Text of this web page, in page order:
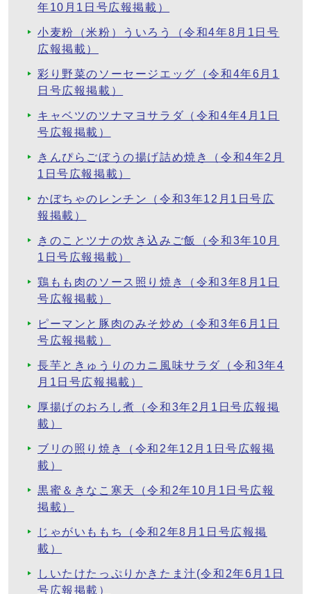
年10月1日号広報掲載）
小麦粉（米粉）ういろう（令和4年8月1日号
広報掲載）
彩り野菜のソーセージエッグ（令和4年6月1
日号広報掲載）
キャベツのツナマヨサラダ（令和4年4月1日
号広報掲載）
きんぴらごぼうの揚げ詰め焼き（令和4年2月
1日号広報掲載）
かぼちゃのレンチン（令和3年12月1日号広
報掲載）
きのことツナの炊き込みご飯（令和3年10月
1日号広報掲載）
鶏もも肉のソース照り焼き（令和3年8月1日
号広報掲載）
ピーマンと豚肉のみそ炒め（令和3年6月1日
号広報掲載）
長芋ときゅうりのカニ風味サラダ（令和3年4
月1日号広報掲載）
厚揚げのおろし煮（令和3年2月1日号広報掲
載）
ブリの照り焼き（令和2年12月1日号広報掲
載）
黒蜜＆きなこ寒天（令和2年10月1日号広報
掲載）
じゃがいももち（令和2年8月1日号広報掲
載）
しいたけたっぷりかきたま汁(令和2年6月1日
号広報掲載）